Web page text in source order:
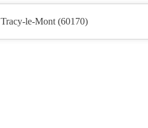
Tracy-le-Mont (60170)